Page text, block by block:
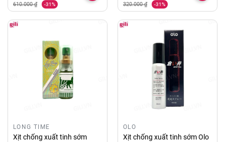
610.000 ₫ -31% 320.000 ₫ -31%
LONG TIME
Xịt chống xuất tinh sớm
OLO
Xịt chống xuất tinh sớm Olo